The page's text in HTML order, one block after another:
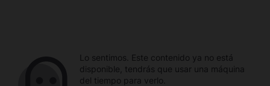
Lo sentimos. Este contenido ya no está
disponible, tendrás que usar una máquina
del tiempo para verlo.